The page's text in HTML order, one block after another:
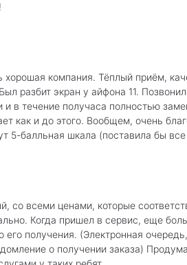
компания. Тёплый приём,
разбит экран у айфона 11.
и в течение получаса полностью
как и до этого. Вообщем, очень
5-балльная шкала (поставила бы
со всеми ценами, которые
Когда пришел в сервис, еще
получения. (Электронная
о получении заказа)